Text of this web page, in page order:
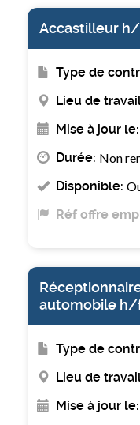
Accastilleur
Type de
Lieu de
Mise à jour le:
Durée: Non
Disponible:
Réf offre
automobile
Type de
Lieu de
Mise à jour le: